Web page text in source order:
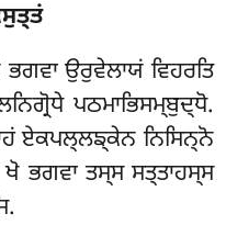
ਉਰੁਵੇਲਾਯਂ ਵਿਹਰਤਿ
ਪਠਮਾਭਿਸਮ੍ਬੁਦ੍ਧੋ.
ਏਕਪਲ੍ਲਙ੍ਕੇਨ ਨਿਸਿਨ੍ਨੋ
ਖੋ ਭਗਵਾ ਤਸ੍ਸ ਸਤ੍ਤਾਹਸ੍ਸ